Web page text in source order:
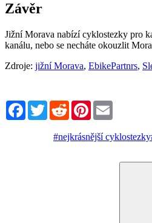
Závěr
Jižní Morava nabízí cyklostezky pro
kanálu, nebo se necháte okouzlit
Zdroje: jižní Morava, EbikePartnrs,
FacebookTwitterRedditPinterest
#nejkrásnější cyklostezky